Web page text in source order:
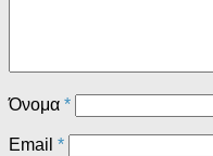
Όνομα *
Email *